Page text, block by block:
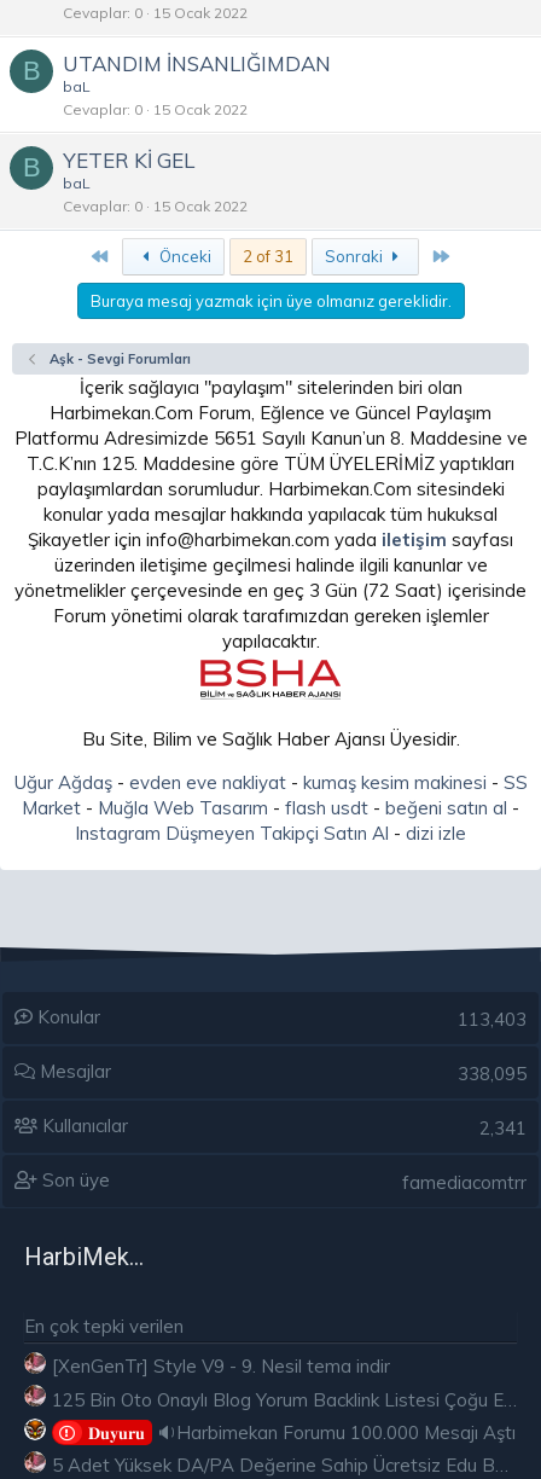
Cevaplar 0 15 Ocak 2022
B UTANDIM İNSANLIĞIMDAN
baL
Cevaplar 0 15 Ocak 2022
B YETER Kİ GEL
baL
Cevaplar 0 15 Ocak 2022
First Önceki 2 of 31 Sonraki
Buraya mesaj yazmak için üye olmanız gereklidir.
Aşk - Sevgi Forumları
İçerik sağlayıcı "paylaşım" sitelerinden biri olan
Harbimekan.Com Forum, Eğlence ve Güncel Paylaşım
Platformu Adresimizde 5651 Sayılı Kanun’un 8. Maddesine ve
T.C.K’nın 125. Maddesine göre TÜM ÜYELERİMİZ yaptıkları
paylaşımlardan sorumludur. Harbimekan.Com sitesindeki
konular yada mesajlar hakkında yapılacak tüm hukuksal
Şikayetler için info@harbimekan.com yada iletişim sayfası
üzerinden iletişime geçilmesi halinde ilgili kanunlar ve
yönetmelikler çerçevesinde en geç 3 Gün (72 Saat) içerisinde
Forum yönetimi olarak tarafımızdan gereken işlemler
yapılacaktır.
Bu Site, Bilim ve Sağlık Haber Ajansı Üyesidir.
Uğur Ağdaş- evden eve nakliyat- kumaş kesim makinesi - SS
Market - Muğla Web Tasarım - flash usdt - beğeni satın al -
Instagram Düşmeyen Takipçi Satın Al - dizi izle
Konular 113,403
Mesajlar 338,095
Kullanıcılar 2,341
Son üye famediacomtrr
HarbiMekân
En çok tepki verilen
[XenGenTr] Style V9 - 9. Nesil tema indir
𝐃𝐮𝐲𝐮𝐫𝐮
🔉Harbimekan Forumu 100.000 Mesajı Aştı
5 Adet Yüksek DA/PA Değerine Sahip Ücretsiz Edu Backlink